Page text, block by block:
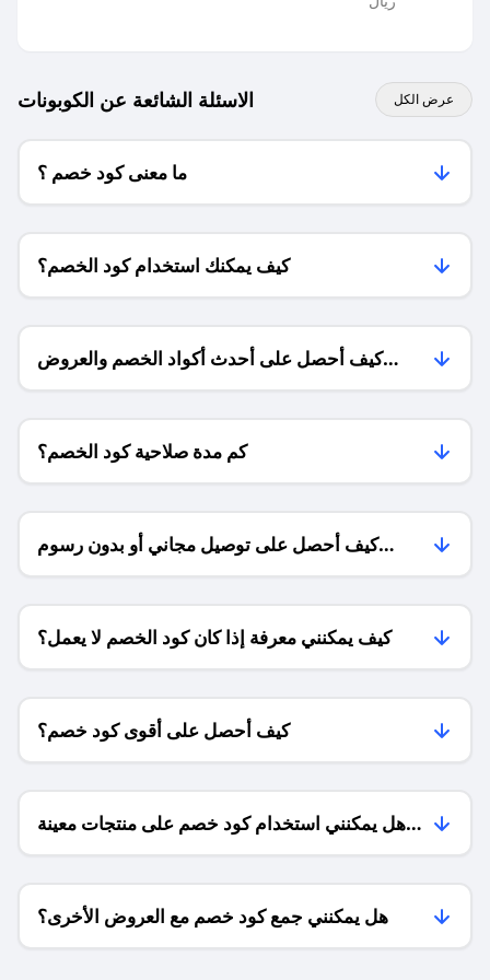
الاسئلة الشائعة عن الكوبونات عرض الكل
ما معنى كود خصم ؟
كيف يمكنك استخدام كود الخصم؟
كيف أحصل على أحدث أكواد الخصم والعروض
للمتاجر؟
كم مدة صلاحية كود الخصم؟
كيف أحصل على توصيل مجاني أو بدون رسوم
الشحن ؟
كيف يمكنني معرفة إذا كان كود الخصم لا يعمل؟
كيف أحصل على أقوى كود خصم؟
هل يمكنني استخدام كود خصم على منتجات معينة
فقط؟
هل يمكنني جمع كود خصم مع العروض الأخرى؟